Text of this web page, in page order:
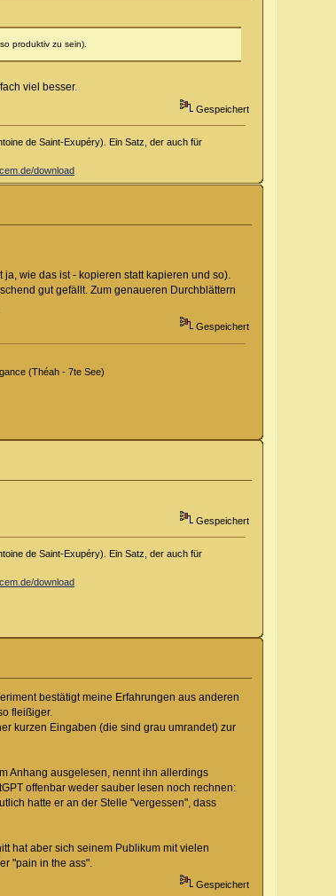
produktiv zu sein).
viel besser.
Gespeichert
de Saint-Exupéry). Ein Satz, der auch für
download
wie das ist - kopieren statt kapieren und so).
gut gefällt. Zum genaueren Durchblättern
Gespeichert
(Théah - 7te See)
Gespeichert
de Saint-Exupéry). Ein Satz, der auch für
download
bestätigt meine Erfahrungen aus anderen
fleißiger.
kurzen Eingaben (die sind grau umrandet) zur
Anhang ausgelesen, nennt ihn allerdings
offenbar weder sauber lesen noch rechnen:
hatte er an der Stelle "vergessen", dass
hat aber sich seinem Publikum mit vielen
"pain in the ass".
Gespeichert